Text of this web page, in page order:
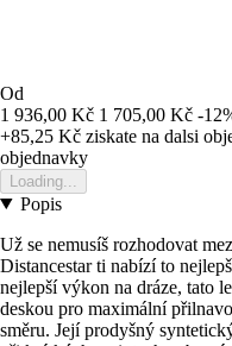
Od
1 936,00 Kč 1 705,00 Kč -
+85,25 Kč ziskate na dalsi
objednavky
Loading...
Popis
Už se nemusíš rozhodovat
Distancestar ti nabízí to
nejlepší výkon na dráze, tato
deskou pro maximální
směru. Její prodyšný